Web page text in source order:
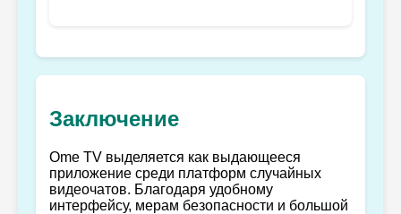
Заключение
Ome TV выделяется как выдающееся
приложение среди платформ случайных
видеочатов. Благодаря удобному
интерфейсу, мерам безопасности и большой